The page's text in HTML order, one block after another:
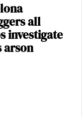
all
investigate
arson